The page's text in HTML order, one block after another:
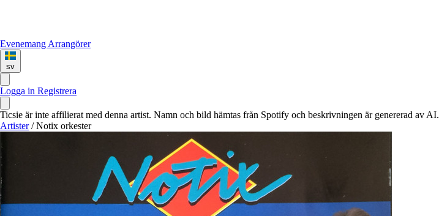
Evenemang Arrangörer
sv
Logga in Registrera
Ticsie är inte affilierat med denna artist. Namn och bild hämtas från Spotify och beskrivningen är genererad av AI.
Artister / Notix orkester